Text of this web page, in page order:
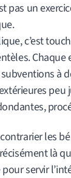
pas un
c’est
Chaque
à
peu
les
là
servir